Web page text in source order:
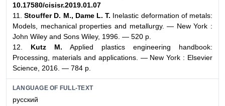
10.17580/cisisr.2019.01.07
11.
Stouffer D. M., Dame L. T. Inelastic deformation of metals:
Models, mechanical properties and metallurgy. — New York :
John Wiley and Sons Wiley, 1996. — 520 p.
12. Kutz M. Applied plastics engineering handbook:
Processing, materials and applications. — New York : Elsevier
Science, 2016. — 784 p.
LANGUAGE OF FULL-TEXT
русский